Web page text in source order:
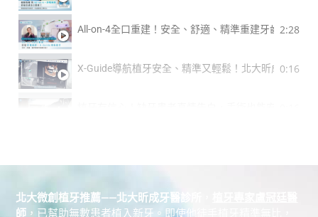
All-on-4全口重建！安全、舒適、精準重建牙齒與自信
2:28
X-Guide導航植牙安全、精準又輕鬆！北大昕成給您勇
0:16
北大微創植牙推薦——北大昕成牙醫診所
師 ，已幫助無數患者植入新牙。即使他徒手植牙精準無比，